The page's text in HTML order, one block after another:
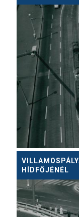
HÍDFŐJÉNÉL